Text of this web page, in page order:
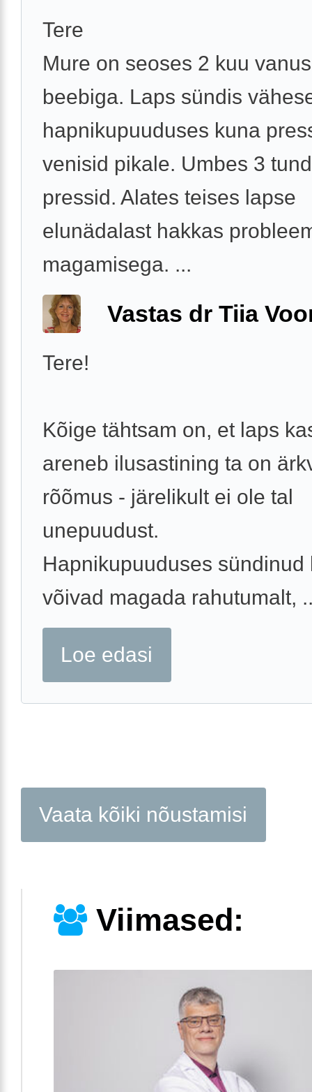
Tere
Mure on seoses 2 kuu
beebiga. Laps sündis
hapnikupuuduses kuna
venisid pikale. Umbes 3
pressid. Alates teises lapse
elunädalast hakkas
magamisega. ...
Vastas dr Tiia
Tere!
Kõige tähtsam on, et laps
areneb ilusastining ta on
rõõmus - järelikult ei ole tal
unepuudust.
Hapnikupuuduses sündinud
võivad magada rahutumalt,
Loe edasi
Vaata kõiki nõustamisi
Viimased: